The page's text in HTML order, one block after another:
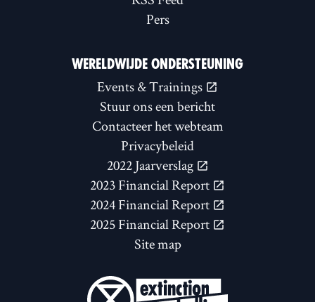
Pers
WERELDWIJDE ONDERSTEUNING
Events & Trainings
Stuur ons een bericht
Contacteer het webteam
Privacybeleid
2022 Jaarverslag
2023 Financial Report
2024 Financial Report
2025 Financial Report
Site map